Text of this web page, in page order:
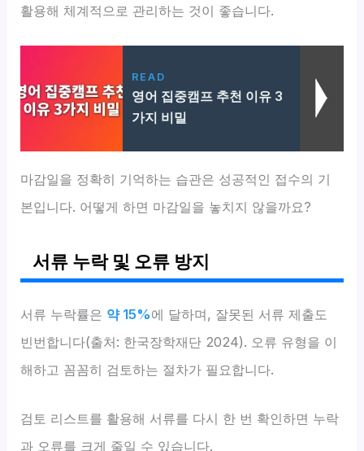
활용해 체계적으로 관리하는 것이 좋습니다.
READ
영어 집중캠프 추천 이유 3
가지 비밀
마감일을 정확히 기억하는 습관은 성공적인 접수의 기
본입니다. 어떻게 하면 마감일을 놓치지 않을까요?
서류 누락 및 오류 방지
서류 누락률은 약 15%에 달하며, 잘못된 서류 제출도
빈번합니다(출처: 한국장학재단 2024). 오류 유형을 이
해하고 꼼꼼히 검토하는 절차가 필요합니다.
검토 리스트를 활용해 서류를 다시 한 번 확인하면 누락
과 오류를 크게 줄일 수 있습니다.